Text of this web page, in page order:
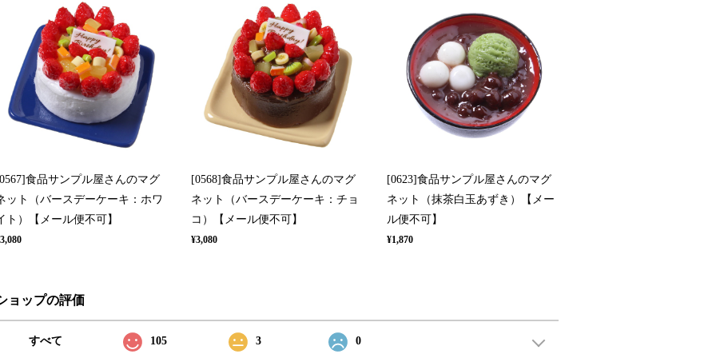
食品サンプル屋さんのマグ
ット（バースデーケーキ：ホワ
ト）【メール便不可】
[0568]食品サンプル屋さんのマグ
ネット（バースデーケーキ：チョ
コ）【メール便不可】
¥3,080
[0623]食品サンプル屋さんのマグ
ネット（抹茶白玉あずき）【メー
ル便不可】
¥1,870
ョップの評価
すべて 105 3 0